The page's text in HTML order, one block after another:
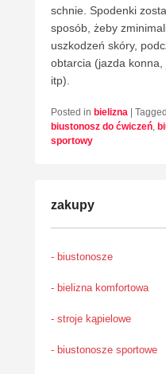
schnie. Spodenki
sposób, żeby
uszkodzeń skóry,
obtarcia (jazda
itp).
Posted in bielizna | Tagged
biustonosz do ćwiczeń,
sportowy
zakupy
- biustonosze
- bielizna komfortowa
- stroje kąpielowe
- biustonosze sportowe